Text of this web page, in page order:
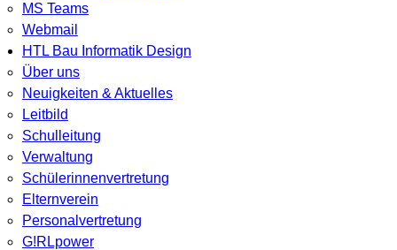
MS Teams
Webmail
HTL Bau Informatik Design
Über uns
Neuigkeiten & Aktuelles
Leitbild
Schulleitung
Verwaltung
Schülerinnenvertretung
Elternverein
Personalvertretung
G!RLpower